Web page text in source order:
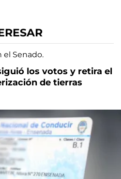
los votos y retira el
de tierras